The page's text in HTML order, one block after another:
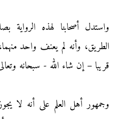
واستدل أصحابنا لهذه
الطريق، وأنه لم يعنف واحد
قريبا – إن شاء الله - سبحانه
وجمهور أهل العلم على أنه لا